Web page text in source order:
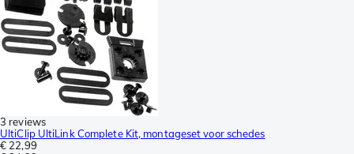
3 reviews
UltiClip UltiLink Complete Kit, montageset voor schedes
€ 22,99